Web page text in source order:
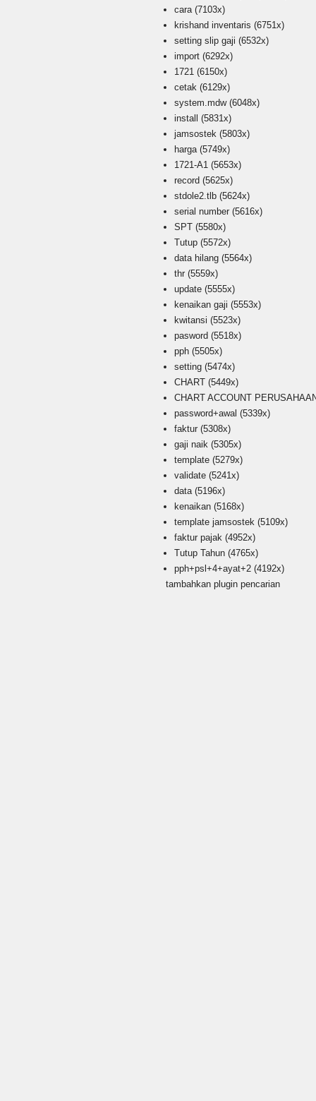
cara (7103x)
krishand inventaris (6751x)
setting slip gaji (6532x)
import (6292x)
1721 (6150x)
cetak (6129x)
system.mdw(6048x)
install (5831x)
jamsostek (5803x)
harga (5749x)
1721-A1 (5653x)
record (5625x)
stdole2.tlb (5624x)
serial number (5616x)
SPT (5580x)
Tutup (5572x)
data hilang (5564x)
thr (5559x)
update (5555x)
kenaikan gaji (5553x)
kwitansi (5523x)
pasword (5518x)
pph (5505x)
setting (5474x)
CHART (5449x)
CHART ACCOUNT
password+awal (5339x)
faktur (5308x)
gaji naik (5305x)
template (5279x)
validate (5241x)
data (5196x)
kenaikan (5168x)
template jamsostek (5109x)
faktur pajak (4952x)
Tutup Tahun (4765x)
pph+psl+4+ayat+2 (4192x)
tambahkan plugin pencarian